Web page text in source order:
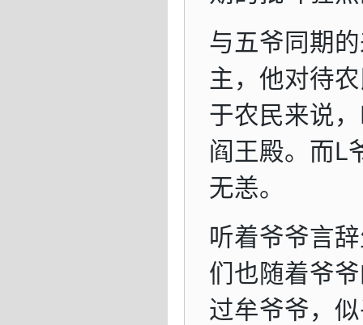
与五爷同期
主，他对待
于农民来说
阎王殿。而L
无恙。
听着爷爷言
们也随着爷
过牟爷爷，